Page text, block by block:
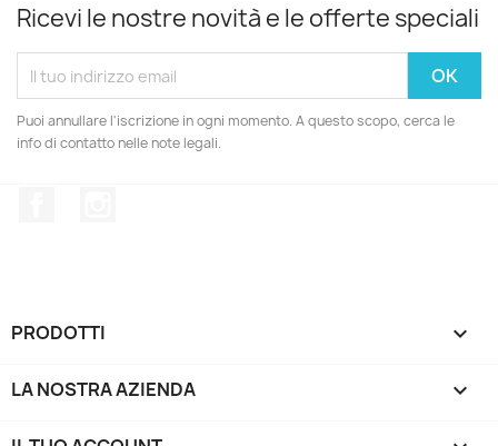
Ricevi le nostre novità e le offerte speciali
Puoi annullare l'iscrizione in ogni momento. A questo scopo, cerca le
info di contatto nelle note legali.
PRODOTTI 
LA NOSTRA AZIENDA 